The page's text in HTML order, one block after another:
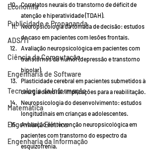
Economia
Publicidade e Propaganda
ADS/TI
Ciência da Computação
Engenharia de Software
Tecnologia da Informação
Matemática
Engenharia Elétrica
Engenharia da Informação
Correlatos neurais do transtorno de déficit de
atenção e hiperatividade (TDAH).
Neuropsicologia da tomada de decisão: estudos
de caso em pacientes com lesões frontais.
Avaliação neuropsicológica em pacientes com
transtornos do humor (depressão e transtorno
bipolar).
Plasticidade cerebral em pacientes submetidos à
cirurgia cerebral: implicações para a reabilitação.
Neuropsicologia do desenvolvimento: estudos
longitudinais em crianças e adolescentes.
Avaliação e intervenção neuropsicológica em
pacientes com transtorno do espectro da
esquizofrenia.